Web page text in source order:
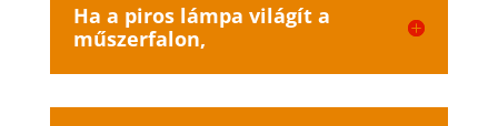
Ha a piros lámpa világít a
műszerfalon,